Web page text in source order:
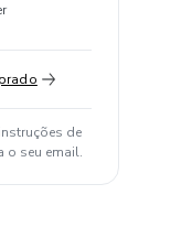
de
o seu email.